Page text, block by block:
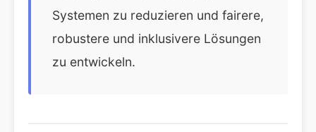
Systemen zu reduzieren und fairere,
robustere und inklusivere Lösungen
zu entwickeln.